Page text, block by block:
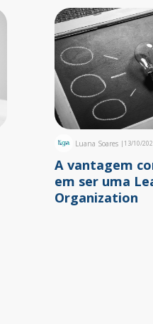
Luana Soares |13/10/
A vantagem
em ser uma
Organization